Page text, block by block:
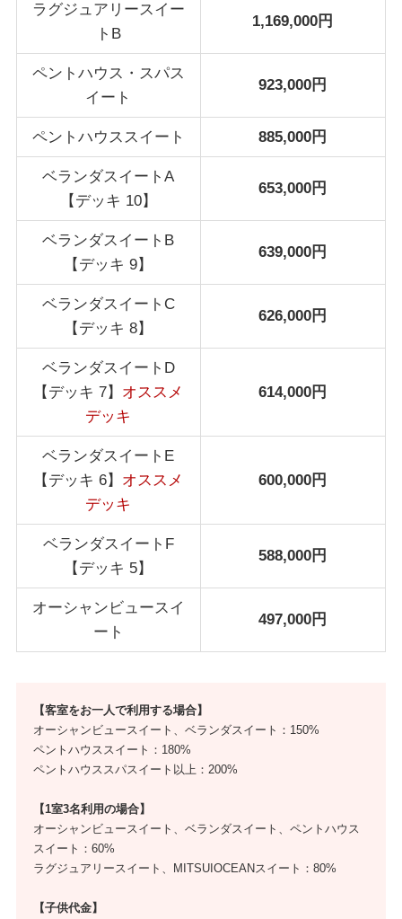
ラグジュアリースイー
トB
1,169,000円
ペントハウス・スパス
イート
923,000円
ペントハウススイート 885,000円
ベランダスイートA
【デッキ 10】
653,000円
ベランダスイートB
【デッキ 9】
639,000円
ベランダスイートC
【デッキ 8】
626,000円
ベランダスイートD
【デッキ 7】 オススメ
デッキ
614,000円
ベランダスイートE
【デッキ 6】 オススメ
デッキ
600,000円
ベランダスイートF
【デッキ 5】
588,000円
オーシャンビュースイ
ート
497,000円
【客室をお一人で利用する場合】
オーシャンビュースイート、ベランダスイート：150%
ペントハウススイート：180%
ペントハウススパスイート以上：200%
【1室3名利用の場合】
オーシャンビュースイート、ベランダスイート、ペントハウス
スイート：60%
ラグジュアリースイート、MITSUIOCEANスイート：80%
【子供代金】